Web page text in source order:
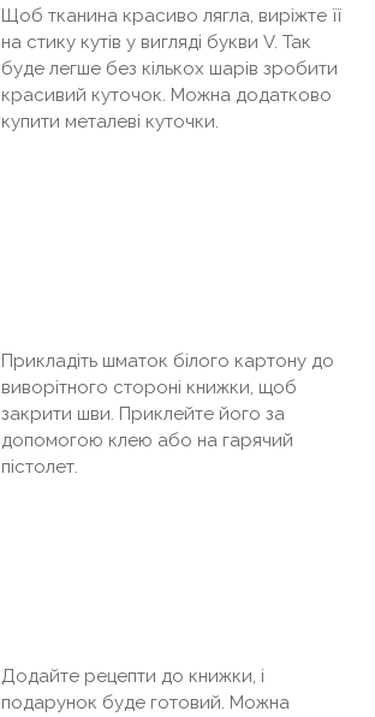
Щоб тканина красиво лягла, виріжте її
на стику кутів у вигляді букви V. Так
буде легше без кількох шарів зробити
красивий куточок. Можна додатково
купити металеві куточки.
Прикладіть шматок білого картону до
виворітного стороні книжки, щоб
закрити шви. Приклейте його за
допомогою клею або на гарячий
пістолет.
Додайте рецепти до книжки, і
подарунок буде готовий. Можна